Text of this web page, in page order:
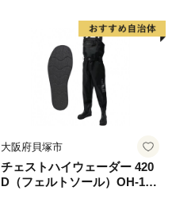
大阪府貝塚市
チェストハイウェーダー 420
D（フェルトソール）OH-104